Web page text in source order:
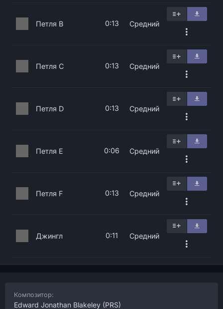
Петля B 0:13 Средний
Петля C 0:13 Средний
Петля D 0:13 Средний
Петля E 0:06 Средний
Петля F 0:13 Средний
Джингл 0:11 Средний
Композитор:
Edward Jonathan Blakeley (PRS)